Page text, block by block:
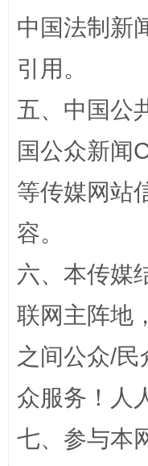
扯下公款旅游
“蜀中异人”王
中国法制新
引用。
五、中国公
国公众新闻
等传媒网站
容。
六、本传媒
联网主阵地
之间公众/
众服务！人
七、参与本